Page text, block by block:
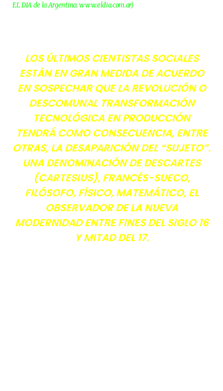
EL DIA de la Argentina. www.eldia.com.ar)
LOS ÚLTIMOS CIENTISTAS SOCIALES
ESTÁN EN GRAN MEDIDA DE ACUERDO
EN SOSPECHAR QUE LA REVOLUCIÓN O
DESCOMUNAL TRANSFORMACIÓN
TECNOLÓGICA EN PRODUCCIÓN
TENDRÁ COMO CONSECUENCIA, ENTRE
OTRAS, LA DESAPARICIÓN DEL “SUJETO”.
UNA DENOMINACIÓN DE DESCARTES
(CARTESIUS), FRANCÉS-SUECO,
FILÓSOFO, FÍSICO, MATEMÁTICO, EL
OBSERVADOR DE LA NUEVA
MODERNIDAD ENTRE FINES DEL SIGLO 16
Y MITAD DEL 17.